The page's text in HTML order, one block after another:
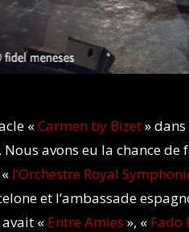
«Carmen by Bizet»
Nous avons eu la chance
l’Orchestre Royal
et l’ambassade
« Entre Amies », « Fado